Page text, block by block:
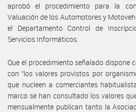
aprobó el procedimiento para la
Valuación de los Automotores y
el Departamento Control de
Servicios Informáticos.
Que el procedimiento señalado
con “los valores provistos por
que nucleen a comerciantes
marco se han consultado los valores
mensualmente publican tanto la